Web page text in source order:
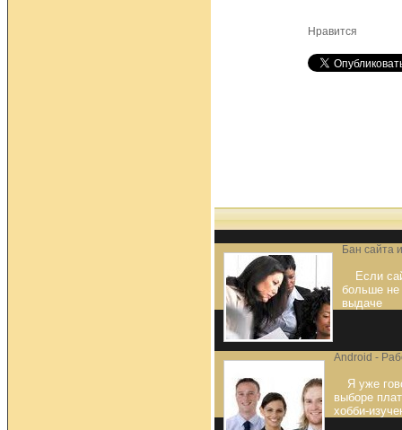
Нравится
Бан сайта
Если
больше не
выдаче
Android -
Я уже
выборе
хобби-